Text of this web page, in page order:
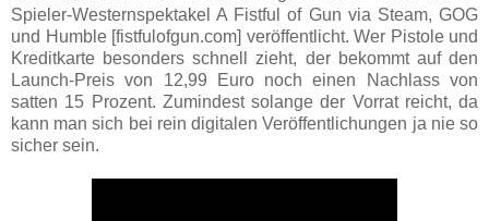
Spieler-Westernspektakel A Fistful of Gun via Steam, GOG
und Humble [fistfulofgun.com] veröffentlicht. Wer Pistole und
Kreditkarte besonders schnell zieht, der bekommt auf den
Launch-Preis von 12,99 Euro noch einen Nachlass von
satten 15 Prozent. Zumindest solange der Vorrat reicht, da
kann man sich bei rein digitalen Veröffentlichungen ja nie so
sicher sein.